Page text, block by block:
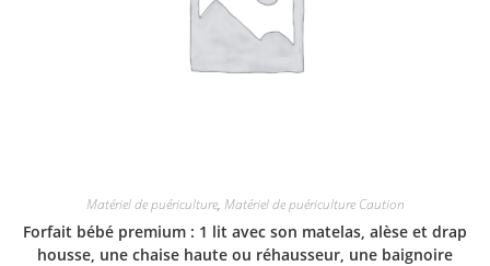
Matériel de puériculture, Matériel de puériculture Caution
Forfait bébé premium : 1 lit avec son matelas, alèse et drap
housse, une chaise haute ou réhausseur, une baignoire